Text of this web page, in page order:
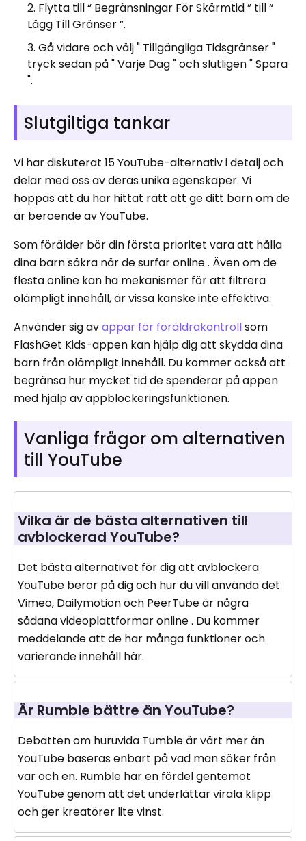
Flytta till “ Begränsningar För Skärmtid ” till “
Lägg Till Gränser ”.
Gå vidare och välj " Tillgängliga Tidsgränser "
tryck sedan på " Varje Dag " och slutligen " Spara
".
Slutgiltiga tankar
Vi har diskuterat 15 YouTube-alternativ i detalj och
delar med oss ​​av deras unika egenskaper. Vi
hoppas att du har hittat rätt att ge ditt barn om de
är beroende av YouTube.
Som förälder bör din första prioritet vara att hålla
dina barn säkra när de surfar online . Även om de
flesta online kan ha mekanismer för att filtrera
olämpligt innehåll, är vissa kanske inte effektiva.
Använder sig avappar för föräldrakontrollsom
FlashGet Kids-appen kan hjälp dig att skydda dina
barn från olämpligt innehåll. Du kommer också att
begränsa hur mycket tid de spenderar på appen
med hjälp av appblockeringsfunktionen.
Vanliga frågor om alternativen
till YouTube
Vilka är de bästa alternativen till
avblockerad YouTube?
Det bästa alternativet för dig att avblockera
YouTube beror på dig och hur du vill använda det.
Vimeo, Dailymotion och PeerTube är några
sådana videoplattformar online . Du kommer
meddelande att de har många funktioner och
varierande innehåll här.
Är Rumble bättre än YouTube?
Debatten om huruvida Tumble är värt mer än
YouTube baseras enbart på vad man söker från
var och en. Rumble har en fördel gentemot
YouTube genom att det underlättar virala klipp
och ger kreatörer lite vinst.